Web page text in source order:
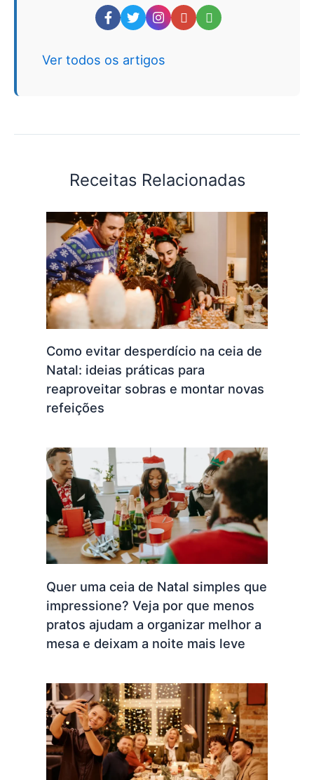
Ver todos os artigos
Receitas Relacionadas
Como evitar desperdício na ceia de
Natal: ideias práticas para
reaproveitar sobras e montar novas
refeições
Quer uma ceia de Natal simples que
impressione? Veja por que menos
pratos ajudam a organizar melhor a
mesa e deixam a noite mais leve